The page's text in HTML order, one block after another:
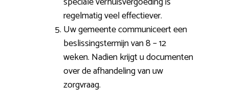
regelmatig veel effectiever.
Uw gemeente communiceert een
beslissingstermijn van 8 – 12
weken. Nadien krijgt u documenten
over de afhandeling van uw
zorgvraag.